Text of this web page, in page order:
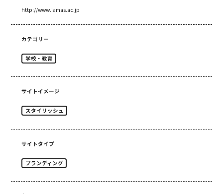
http://www.iamas.ac.jp
カテゴリー
学校・教育
サイトイメージ
スタイリッシュ
サイトタイプ
ブランディング